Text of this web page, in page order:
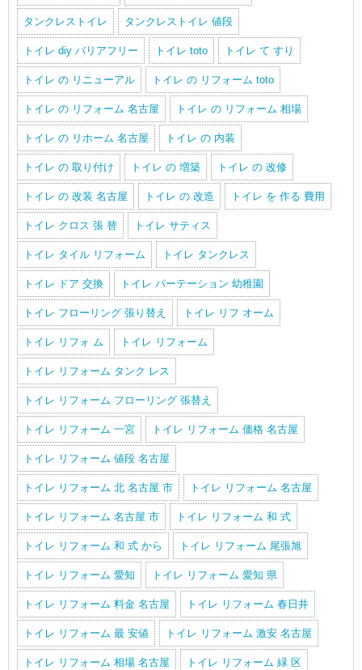
タンクレストイレ タンクレストイレ 値段
トイレ diy バリアフリー トイレ toto トイレ て すり
トイレ の リニューアル トイレ の リフォーム toto
トイレ の リフォーム 名古屋 トイレ の リフォーム 相場
トイレ の リホーム 名古屋 トイレ の 内装
トイレ の 取り付け トイレ の 増築 トイレ の 改修
トイレ の 改装 名古屋 トイレ の 改造 トイレ を 作る 費用
トイレ クロス 張 替 トイレ サティス
トイレ タイル リフォーム トイレ タンクレス
トイレ ドア 交換 トイレ パーテーション 幼稚園
トイレ フローリング 張り替え トイレ リフ オーム
トイレ リフォ ム トイレ リフォーム
トイレ リフォーム タンク レス
トイレ リフォーム フローリング 張替え
トイレ リフォーム 一宮 トイレ リフォーム 価格 名古屋
トイレ リフォーム 値段 名古屋
トイレ リフォーム 北 名古屋 市 トイレ リフォーム 名古屋
トイレ リフォーム 名古屋 市 トイレ リフォーム 和 式
トイレ リフォーム 和 式 から トイレ リフォーム 尾張旭
トイレ リフォーム 愛知 トイレ リフォーム 愛知 県
トイレ リフォーム 料金 名古屋 トイレ リフォーム 春日井
トイレ リフォーム 最 安値 トイレ リフォーム 激安 名古屋
トイレ リフォーム 相場 名古屋 トイレ リフォーム 緑 区